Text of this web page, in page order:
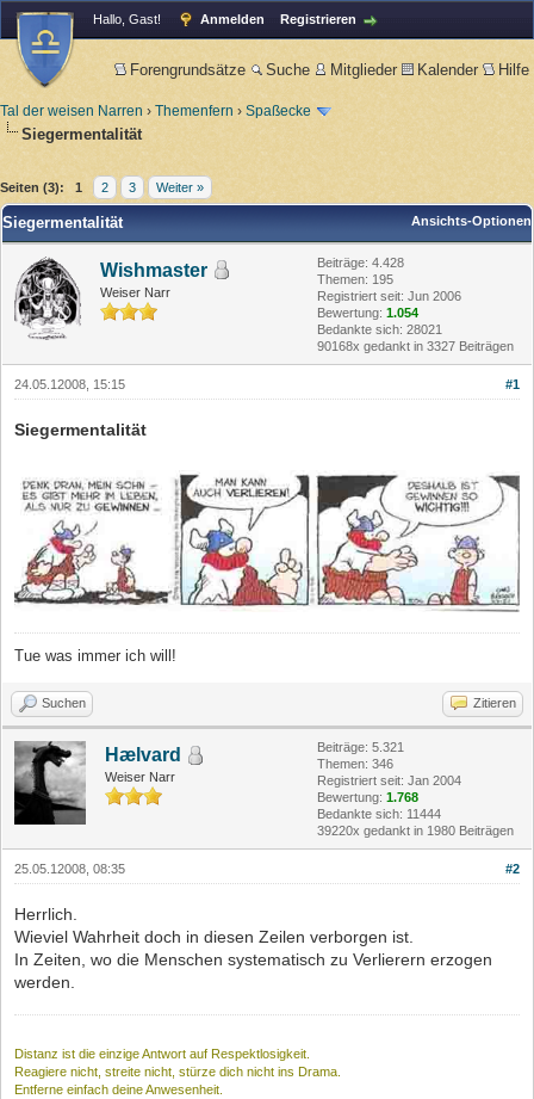
Hallo, Gast! Anmelden Registrieren
Forengrundsätze Suche Mitglieder Kalender Hilfe
Tal der weisen Narren › Themenfern › Spaßecke
Siegermentalität
Seiten (3): 1 2 3 Weiter »
Ansichts-Optionen
Siegermentalität
Wishmaster
Weiser Narr
Beiträge: 4.428
Themen: 195
Registriert seit: Jun 2006
Bewertung: 1.054
Bedankte sich: 28021
90168x gedankt in 3327 Beiträgen
#1
24.05.12008, 15:15
Siegermentalität
Tue was immer ich will!
Suchen Zitieren
Hælvard
Weiser Narr
Beiträge: 5.321
Themen: 346
Registriert seit: Jan 2004
Bewertung: 1.768
Bedankte sich: 11444
39220x gedankt in 1980 Beiträgen
#2
25.05.12008, 08:35
Herrlich.
Wieviel Wahrheit doch in diesen Zeilen verborgen ist.
In Zeiten, wo die Menschen systematisch zu Verlierern erzogen
werden.
Distanz ist die einzige Antwort auf Respektlosigkeit.
Reagiere nicht, streite nicht, stürze dich nicht ins Drama.
Entferne einfach deine Anwesenheit.